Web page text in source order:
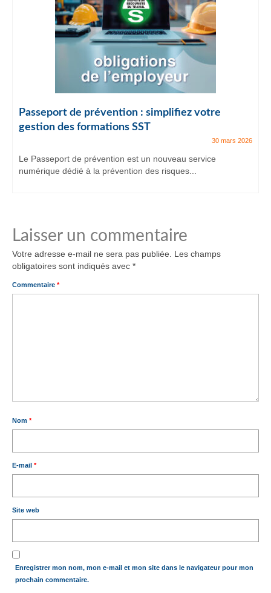
Passeport de prévention : simplifiez votre
gestion des formations SST
30 mars 2026
Le Passeport de prévention est un nouveau service
numérique dédié à la prévention des risques...
Laisser un commentaire
Votre adresse e-mail ne sera pas publiée.
Les champs
obligatoires sont indiqués avec *
Commentaire *
Nom *
E-mail *
Site web
Enregistrer mon nom, mon e-mail et mon site dans le navigateur pour mon
prochain commentaire.